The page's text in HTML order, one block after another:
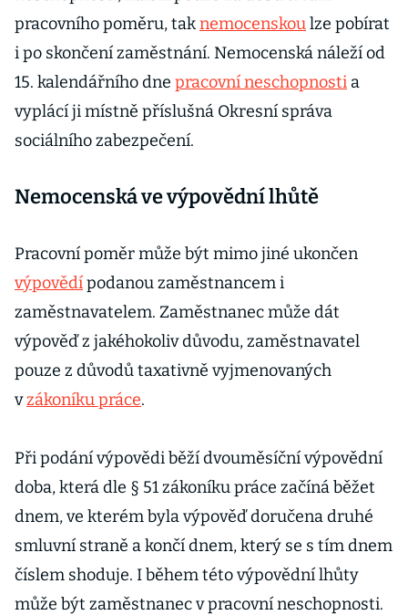
pracovního poměru, taknemocenskoulze pobírat
i po skončení zaměstnání. Nemocenská náleží od
15. kalendářního dne pracovní neschopnosti a
vyplácí ji místně příslušná Okresní správa
sociálního zabezpečení.
Nemocenská ve výpovědní lhůtě
Pracovní poměr může být mimo jiné ukončen
výpovědípodanou zaměstnancem i
zaměstnavatelem. Zaměstnanec může dát
výpověď z jakéhokoliv důvodu, zaměstnavatel
pouze z důvodů taxativně vyjmenovaných
vzákoníku práce.
Při podání výpovědi běží dvouměsíční výpovědní
doba, která dle § 51 zákoníku práce začíná běžet
dnem, ve kterém byla výpověď doručena druhé
smluvní straně a končí dnem, který se s tím dnem
číslem shoduje. I během této výpovědní lhůty
může být zaměstnanec v pracovní neschopnosti.